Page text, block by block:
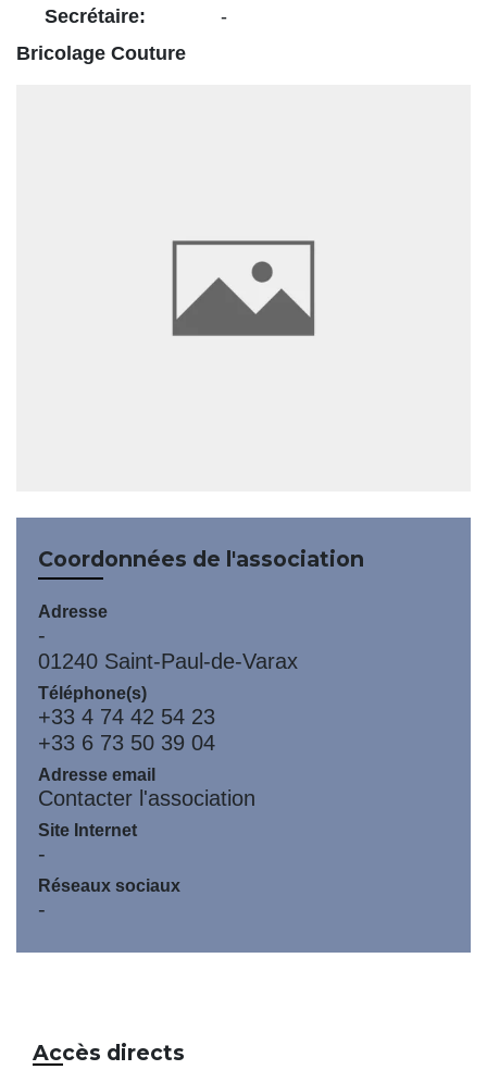
Secrétaire:
-
Bricolage Couture
Coordonnées de l'association
Adresse
-
01240 Saint-Paul-de-Varax
Téléphone(s)
+33 4 74 42 54 23
+33 6 73 50 39 04
Adresse email
Contacter l'association
Site Internet
-
Réseaux sociaux
-
Accès directs